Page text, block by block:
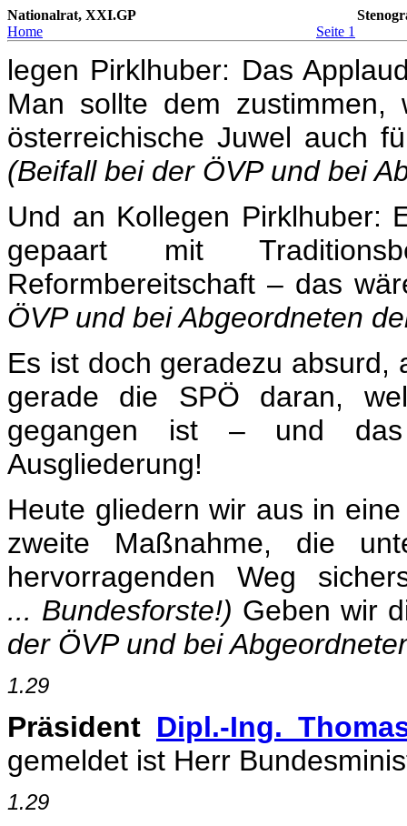
Nationalrat, XXI.GP
Home
Seite 1
legen Pirklhuber: Das
Man sollte dem
österreichische Juwel auch
(Beifall bei der ÖVP und bei
Und an Kollegen Pirklhuber:
gepaart mit
Reformbereitschaft – das
ÖVP und bei Abgeordneten
Es ist doch geradezu
gerade die SPÖ daran,
gegangen ist – und das
Ausgliederung!
Heute gliedern wir aus in
zweite Maßnahme, die
hervorragenden Weg
... Bundesforste!) Geben wir
der ÖVP und bei
1.29
Präsident Dipl.-Ing.
gemeldet ist Herr
1.29